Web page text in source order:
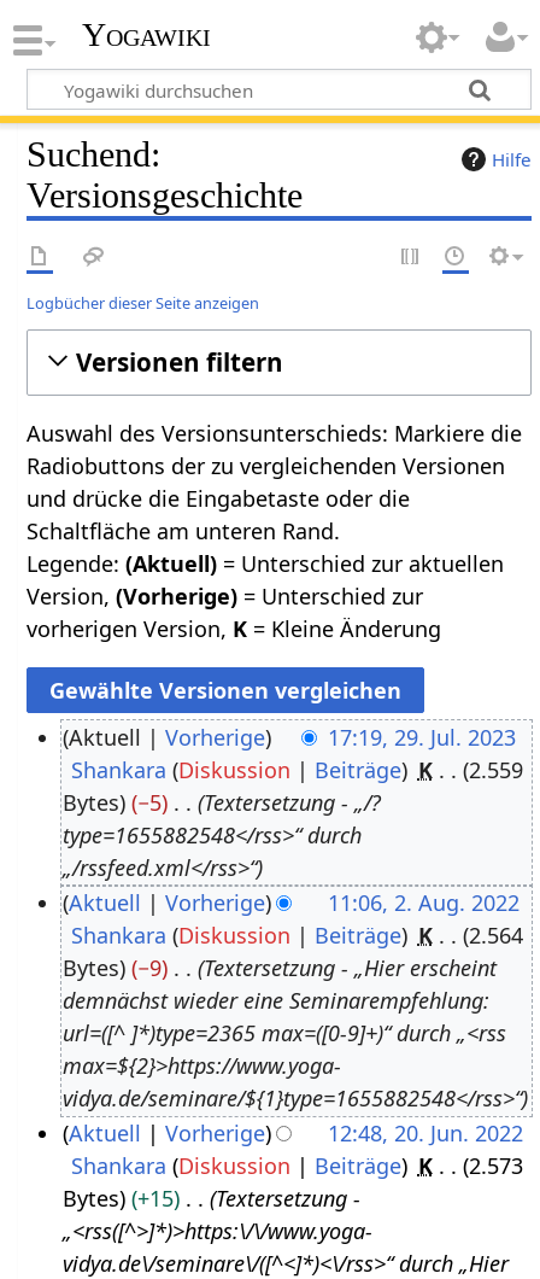
Yogawiki
Hilfe
Suchend:
Versionsgeschichte
Logbücher dieser Seite anzeigen
Versionen filtern
Auswahl des Versionsunterschieds: Markiere die
Radiobuttons der zu vergleichenden Versionen
und drücke die Eingabetaste oder die
Schaltfläche am unteren Rand.
Legende:(Aktuell) = Unterschied zur aktuellen
Version,(Vorherige) = Unterschied zur
vorherigen Version, K = Kleine Änderung
u
Aktuell Vorherige
17:19, 29. Jul. 2023
Shankara Diskussion Beiträge K
2.559
Bytes
−5
Textersetzung - „/?
type=1655882548</rss>“ durch
„/rssfeed.xml</rss>“
s
Aktuell Vorherige
11:06, 2. Aug. 2022
Shankara Diskussion Beiträge K
2.564
Bytes
−9
Textersetzung - „Hier erscheint
demnächst wieder eine Seminarempfehlung:
url=([^ ]*)type=2365 max=([0-9]+)“ durch „<rss
max=${2}>https://www.yoga-
vidya.de/seminare/${1}type=1655882548</rss>“
Aktuell Vorherige
12:48, 20. Jun. 2022
Shankara Diskussion Beiträge K
2.573
Bytes
+15
Textersetzung -
„<rss([^>]*)>https:\/\/www.yoga-
vidya.de\/seminare\/([^<]*)<\/rss>“ durch „Hier